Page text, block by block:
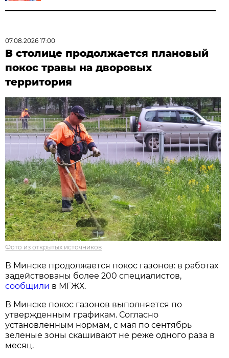
07.08.2026 17:00
В столице продолжается плановый
покос травы на дворовых
территория
Фото из открытых источников
В Минске продолжается покос газонов: в работах
задействованы более 200 специалистов,
сообщили в МГЖХ.
В Минске покос газонов выполняется по
утвержденным графикам. Согласно
установленным нормам, с мая по сентябрь
зеленые зоны скашивают не реже одного раза в
месяц.